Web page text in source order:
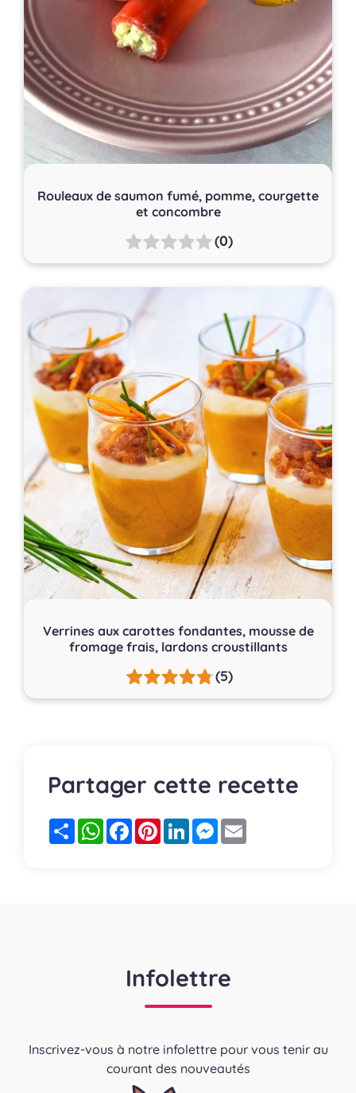
Rouleaux de saumon fumé, pomme, courgette
et concombre
(0)
Verrines aux carottes fondantes, mousse de
fromage frais, lardons croustillants
(5)
Partager cette recette
PartagerWhatsApp
FacebookPinterestLinkedInMessenger
Infolettre
Inscrivez-vous à notre infolettre pour vous tenir au
courant des nouveautés